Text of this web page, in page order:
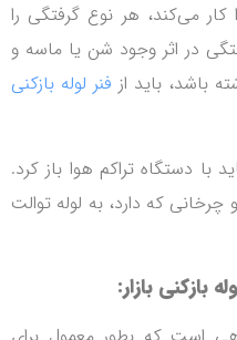
کار می‌کند، هر نوع گرفتگی را
در اثر وجود شن یا ماسه و
باشد، باید از فنر لوله بازکنی
با دستگاه تراکم هوا باز کرد.
چرخانی که دارد، به لوله توالت
بازکنی بازار: